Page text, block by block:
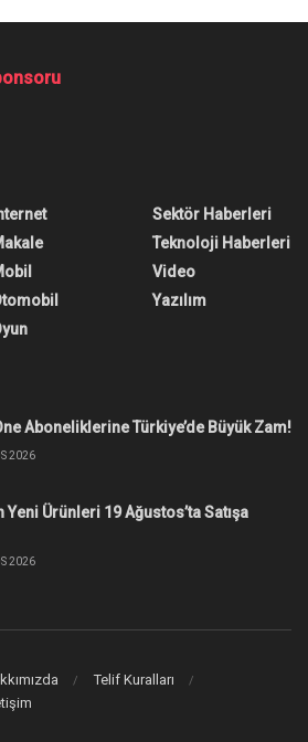
Sektör Haberleri
Teknoloji Haberleri
Video
Yazılım
Aboneliklerine Türkiye’de Büyük Zam!
2026
Yeni Ürünleri 19 Ağustos’ta Satışa
2026
Telif Kuralları